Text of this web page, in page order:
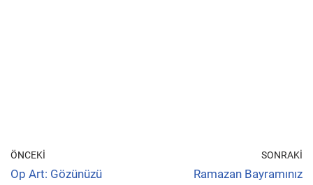
ÖNCEKI
Op Art: Gözünüzü
SONRAKI
Ramazan Bayramınız